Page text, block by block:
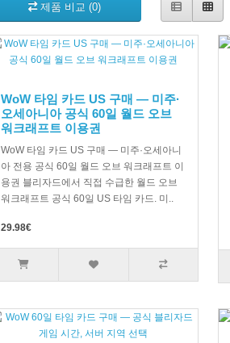
제품 비교 (0)
WoW 타임 카드 US 구매 — 미주·
오세아니아 공식 60일 월드 오브
워크래프트 이용권
WoW 타임 카드 US 구매 — 미주·오세아니
아 전용 공식 60일 월드 오브 워크래프트 이
용권 블리자드에서 직접 수급한 월드 오브
워크래프트 공식 60일 US 타임 카드. 미..
29.98€